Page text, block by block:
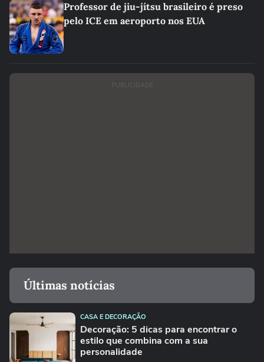
Professor de jiu-jítsu brasileiro é preso
pelo ICE em aeroporto nos EUA
PUBLICIDADE
Últimas notícias
CASA E DECORAÇÃO
Decoração: 5 dicas para encontrar o
estilo que combina com a sua
personalidade